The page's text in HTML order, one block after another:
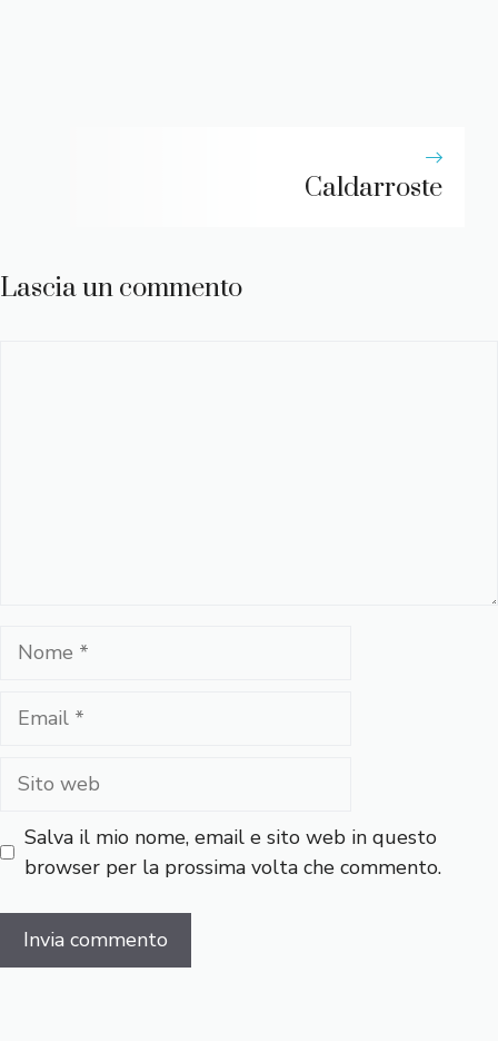
Caldarroste
Lascia un commento
Nome
Email
Sito
Salva il mio nome, email e sito web in questo
browser per la prossima volta che commento.